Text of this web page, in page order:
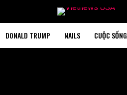
DONALD TRUMP NAILS CUỘC SỐNG